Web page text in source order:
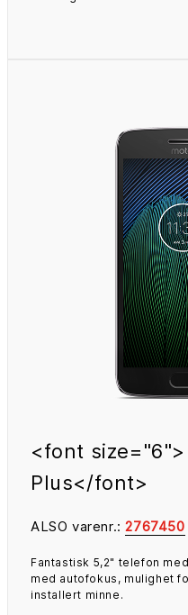
<font
Plus</font>
ALSO varenr.:2767450
Fantastisk 5,2" telefon
med autofokus, mulighet
installert minne.